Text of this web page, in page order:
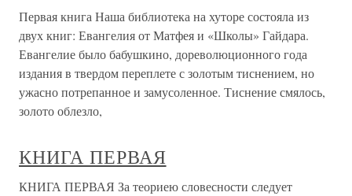
Первая книга Наша библиотека на хуторе состояла из
двух книг: Евангелия от Матфея и «Школы» Гайдара.
Евангелие было бабушкино, дореволюционного года
издания в твердом переплете с золотым тиснением, но
ужасно потрепанное и замусоленное. Тиснение смялось,
золото облезло,
КНИГА ПЕРВАЯ
КНИГА ПЕРВАЯ За теориею словесности следует